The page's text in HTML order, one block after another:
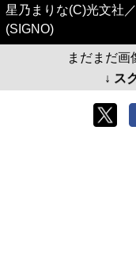
星乃まりな(C)光文社
(SIGNO)
まだまだ画
↓ ス